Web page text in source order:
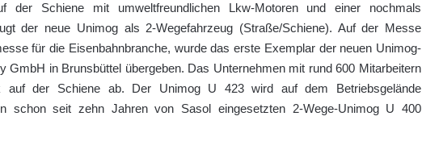
der Schiene mit umweltfreundlichen Lkw-Motoren und einer nochmals
der neue Unimog als 2-Wegefahrzeug (Straße/Schiene). Auf der Messe
für die Eisenbahnbranche, wurde das erste Exemplar der neuen Unimog-
GmbH in Brunsbüttel übergeben. Das Unternehmen mit rund 600 Mitarbeitern
auf der Schiene ab. Der Unimog U 423 wird auf dem Betriebsgelände
schon seit zehn Jahren von Sasol eingesetzten 2-Wege-Unimog U 400